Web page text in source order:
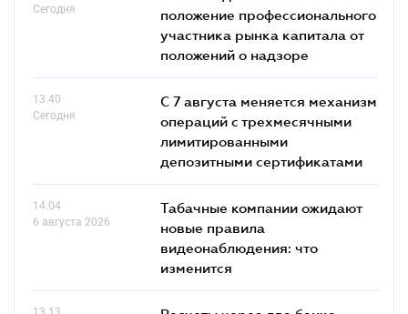
Сегодня
положение профессионального
участника рынка капитала от
положений о надзоре
13.40
Сегодня
С 7 августа меняется механизм
операций с трехмесячными
лимитированными
депозитными сертификатами
14.04
6 августа 2026
Табачные компании ожидают
новые правила
видеонаблюдения: что
изменится